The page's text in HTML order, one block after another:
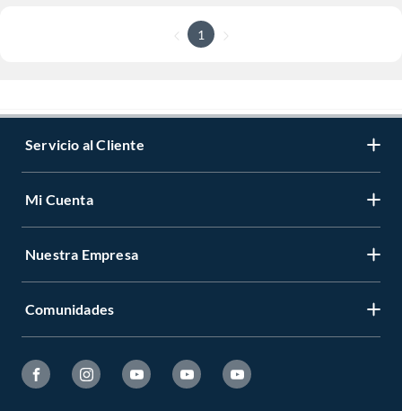
1
Servicio al Cliente
Mi Cuenta
Nuestra Empresa
Comunidades